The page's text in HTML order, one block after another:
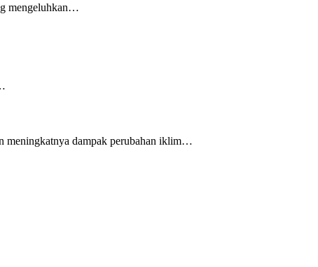
mengeluhkan…
meningkatnya dampak perubahan iklim…